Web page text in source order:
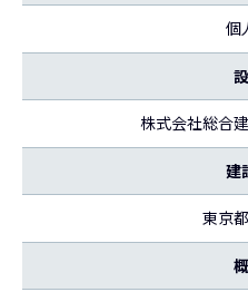
個
株式会社総合
建
東京